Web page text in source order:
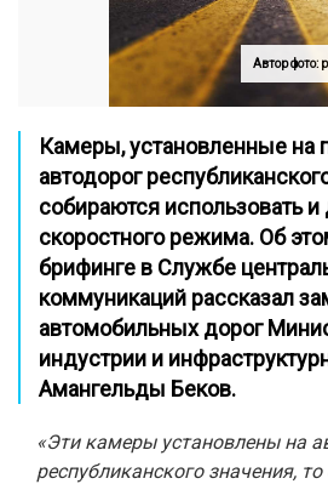
Автор фото:
Камеры, установленные на
автодорог
собираются использовать
скоростного режима. Об
брифинге в Службе
коммуникаций рассказал
автомобильных дорог
индустрии и
Амангельды Беков.
«Эти камеры установлены на
республиканского значения,